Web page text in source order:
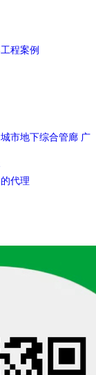
城市地下综合管廊 广
代理